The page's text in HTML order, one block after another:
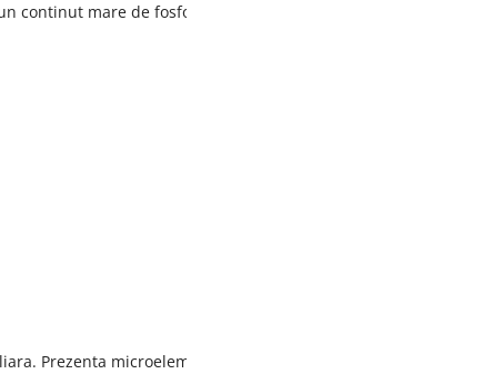
continut mare de fosfor.
Prezenta microelementelor esentiale sub forma de chelati (cu